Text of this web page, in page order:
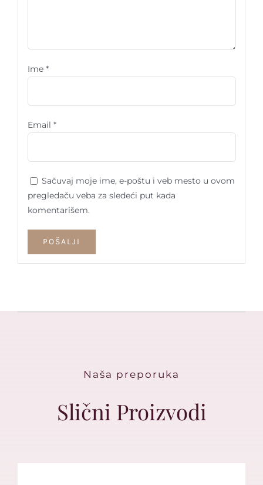
Ime *
Email *
Sačuvaj moje ime, e-poštu i veb mesto u ovom
pregledaču veba za sledeći put kada
komentarišem.
Naša preporuka
Slični Proizvodi